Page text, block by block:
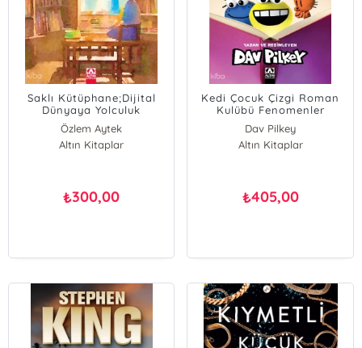
Saklı Kütüphane;Dijital
Dünyaya Yolculuk
Özlem Aytek
Altın Kitaplar
₺300,00
Kedi Çocuk Çizgi Roman
Kulübü Fenomenler
Dav Pilkey
Altın Kitaplar
₺405,00